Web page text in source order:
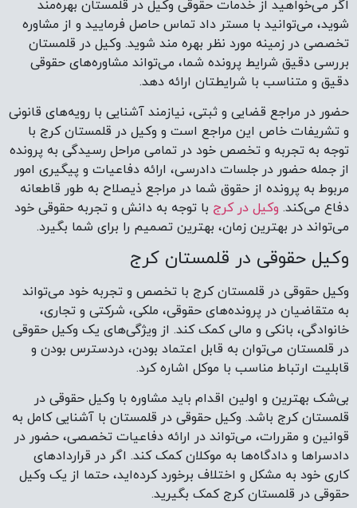
اگر می‌خواهید از خدمات حقوقی وکیل در قلمستان بهره‌مند
شوید، می‌توانید با مستر داد تماس حاصل فرمایید و از مشاوره
تخصصی در زمینه مورد نظر بهره مند شوید. وکیل در قلمستان
بررسی دقیق شرایط پرونده شما، می‌تواند مشاوره‌های حقوقی
دقیق و متناسب با شرایطتان ارائه دهد.
حضور در مراجع قضایی و ثبتی، نیازمند آشنایی با رویه‌های قانونی
و تشریفات خاص این مراجع است و وکیل در قلمستان کرج با
توجه به تجربه و تخصص خود در تمامی مراحل رسیدگی به پرونده
از جمله حضور در جلسات دادرسی، ارائه دفاعیات و پیگیری امور
مربوط به پرونده از حقوق شما در مراجع ذیصلاح به طور قاطعانه
دفاع می‌کند. وکیل در کرج با توجه به دانش و تجربه حقوقی خود
می‌تواند در بهترین زمان، بهترین تصمیم را برای شما بگیرد.
وکیل حقوقی در قلمستان کرج
وکیل حقوقی در قلمستان کرج با تخصص و تجربه خود می‌تواند
به متقاضیان در پرونده‌های حقوقی، ملکی، شرکتی و تجاری،
خانوادگی، بانکی و مالی کمک کند. از ویژگی‌های یک وکیل حقوقی
در قلمستان می‌توان به قابل اعتماد بودن، دردسترس بودن و
قابلیت ارتباط مناسب با موکل اشاره کرد.
بی‌شک بهترین و اولین اقدام باید مشاوره با وکیل حقوقی در
قلمستان کرج باشد. وکیل حقوقی در قلمستان با آشنایی کامل به
قوانین و مقررات، می‌تواند در ارائه دفاعیات تخصصی، حضور در
دادسراها و دادگاه‌ها به موکلان کمک کند. اگر در قرارداد‌های
کاری خود به مشکل و اختلاف برخورد کرده‌اید، حتما از یک وکیل
حقوقی در قلمستان کرج کمک بگیرید.